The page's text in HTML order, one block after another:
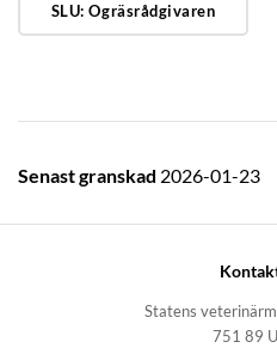
SLU: Ogräsrådgivaren
Senast granskad 2026-01-23
Statens
751 89